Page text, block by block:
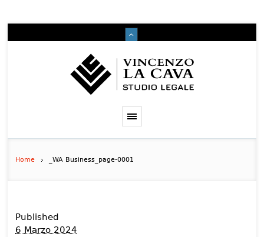
Home _WA Business_page-0001
Published
6 Marzo 2024